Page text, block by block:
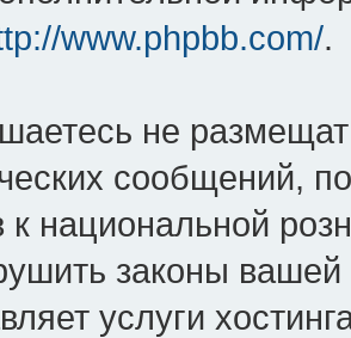
www.phpbb.com/.
не
сообщений,
к национальной
законы
услуги